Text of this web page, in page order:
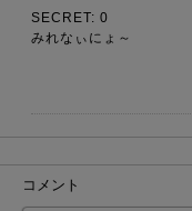
SECRET: 0
みれなぃにょ～
コメント